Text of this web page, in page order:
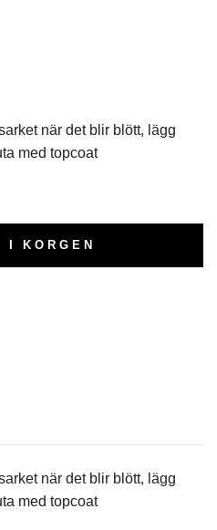
när det blir blött, lägg
med topcoat
I KORGEN
när det blir blött, lägg
med topcoat